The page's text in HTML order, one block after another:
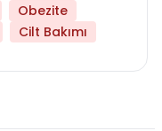
Obezite
Cilt Bakımı